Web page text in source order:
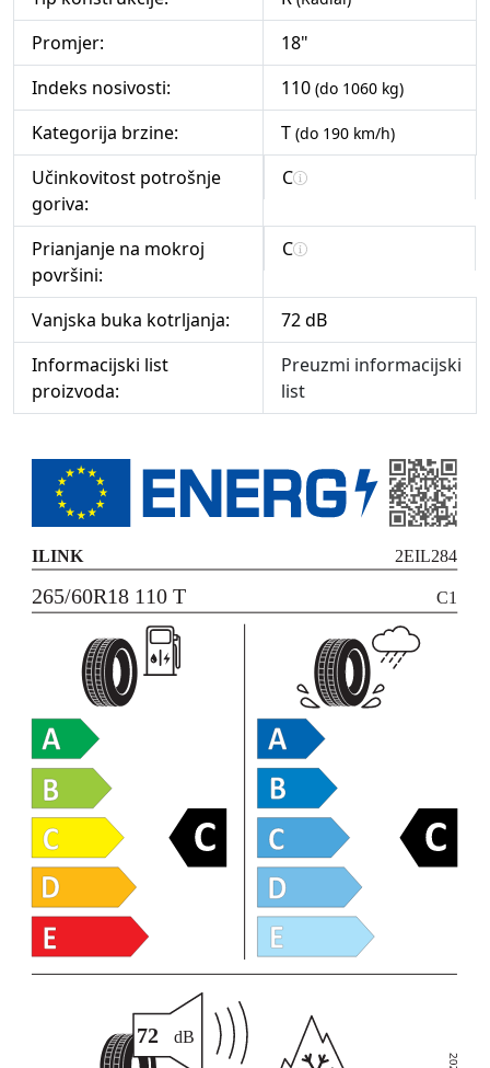
Promjer:
18"
Indeks nosivosti:
110 (do 1060 kg)
Kategorija brzine: T (do 190 km/h)
Učinkovitost potrošnje
goriva:
C
Prianjanje na mokroj
površini:
C
Vanjska buka kotrljanja:
72 dB
Informacijski list
proizvoda:
Preuzmi informacijski
list